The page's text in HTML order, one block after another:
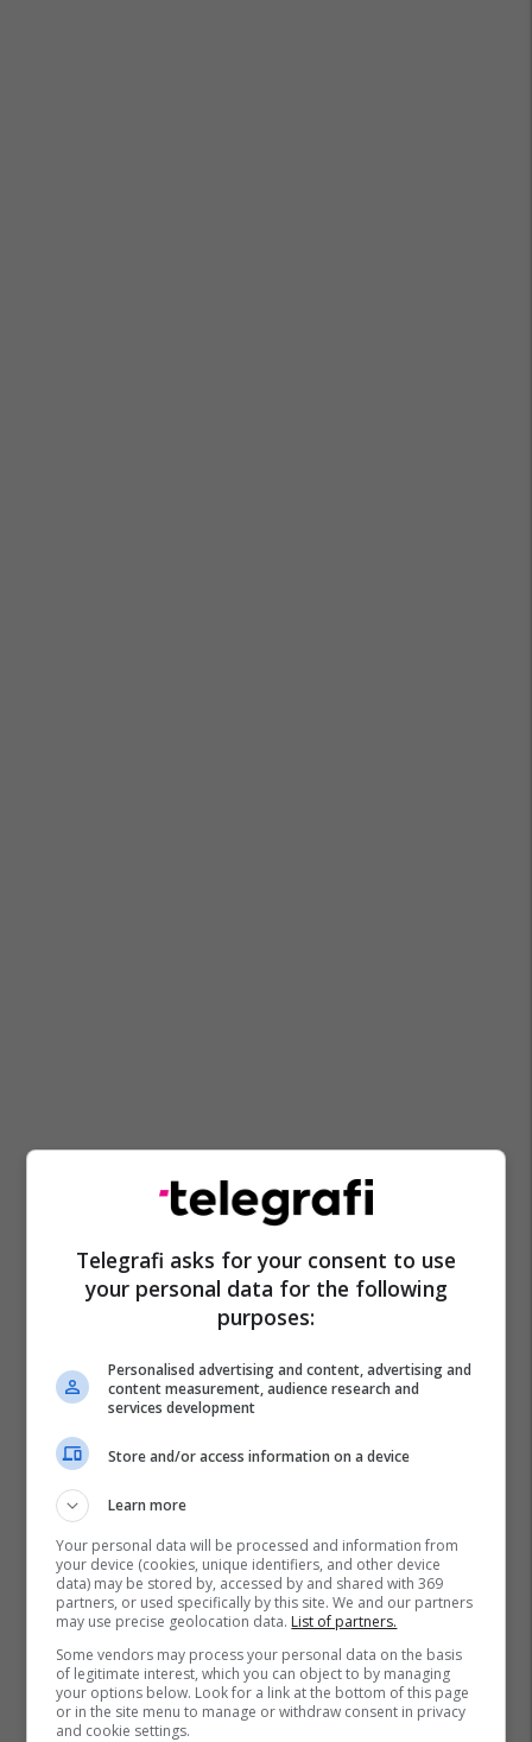
Spinaqi
Telegrafi asks for your consent to use
your personal data for the following
purposes:
Personalised advertising and content, advertising and
content measurement, audience research and
services development
Store and/or access information on a device
Learn more
Your personal data will be processed and information from
your device (cookies, unique identifiers, and other device
data) may be stored by, accessed by and shared with 369
partners, or used specifically by this site. We and our partners
may use precise geolocation data. List of partners.
Some vendors may process your personal data on the basis
of legitimate interest, which you can object to by managing
your options below. Look for a link at the bottom of this page
or in the site menu to manage or withdraw consent in privacy
and cookie settings.